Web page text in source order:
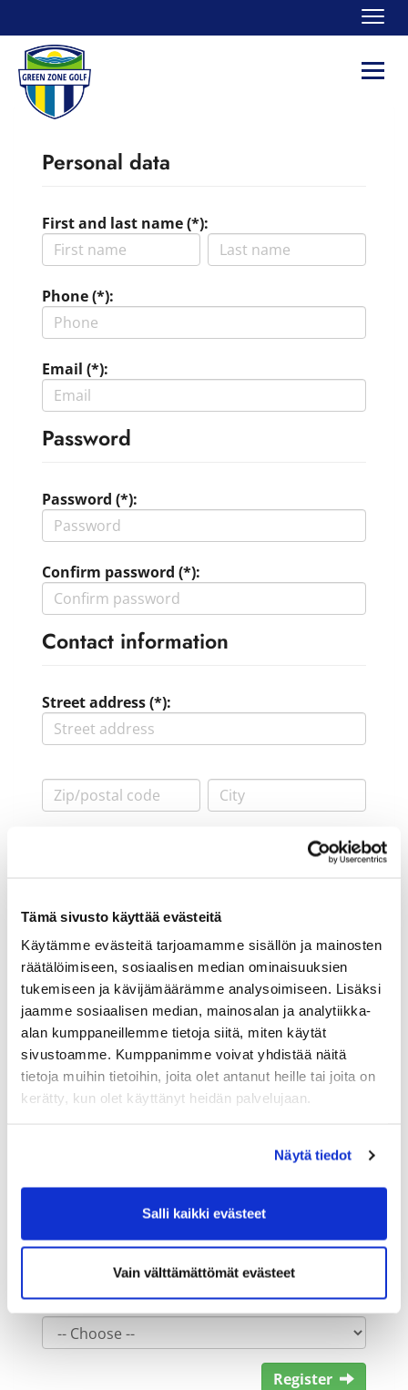
Tämä sivusto käyttää evästeitä
Käytämme evästeitä tarjoamamme sisällön ja mainosten
räätälöimiseen, sosiaalisen median ominaisuuksien
tukemiseen ja kävijämäärämme analysoimiseen. Lisäksi
jaamme sosiaalisen median, mainosalan ja analytiikka-
alan kumppaneillemme tietoja siitä, miten käytät
sivustoamme. Kumppanimme voivat yhdistää näitä
tietoja muihin tietoihin, joita olet antanut heille tai joita on
kerätty, kun olet käyttänyt heidän palvelujaan.
Näytä tiedot
Salli kaikki evästeet
Vain välttämättömät evästeet
Personal data
First and last name (*):
Phone (*):
Email (*):
Password
Password (*):
Confirm password (*):
Contact information
Street address (*):
Golf membership
Select club:
Member NO:
Additional info
Gender:
Register